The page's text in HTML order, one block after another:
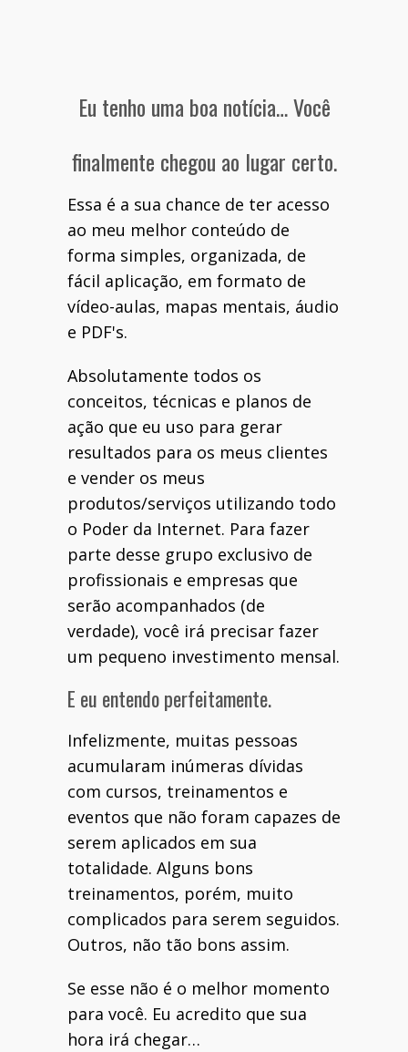
Eu tenho uma boa notícia… Você
finalmente chegou ao lugar certo.
Essa é a sua chance de ter acesso
ao meu melhor conteúdo de
forma simples, organizada, de
fácil aplicação, em formato de
vídeo-aulas, mapas mentais, áudio
e PDF's.
Absolutamente todos os
conceitos, técnicas e planos de
ação que eu uso para gerar
resultados para os meus clientes
e vender os meus
produtos/serviços utilizando todo
o Poder da Internet. Para fazer
parte desse grupo exclusivo de
profissionais e empresas que
serão acompanhados (de
verdade), você irá precisar fazer
um pequeno investimento mensal.
E eu entendo perfeitamente.
Infelizmente, muitas pessoas
acumularam inúmeras dívidas
com cursos, treinamentos e
eventos que não foram capazes de
serem aplicados em sua
totalidade. Alguns bons
treinamentos, porém, muito
complicados para serem seguidos.
Outros, não tão bons assim.
Se esse não é o melhor momento
para você. Eu acredito que sua
hora irá chegar…